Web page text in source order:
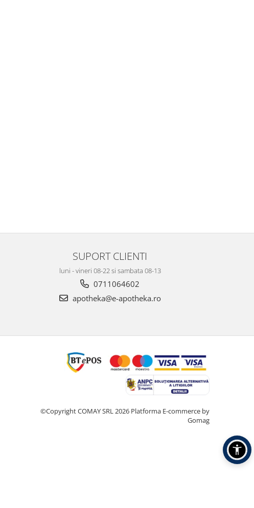
SUPORT CLIENTI
luni - vineri 08-22 si sambata 08-13
0711064602
apotheka@e-apotheka.ro
©Copyright COMAY SRL 2026 Platforma E-commerce by
Gomag